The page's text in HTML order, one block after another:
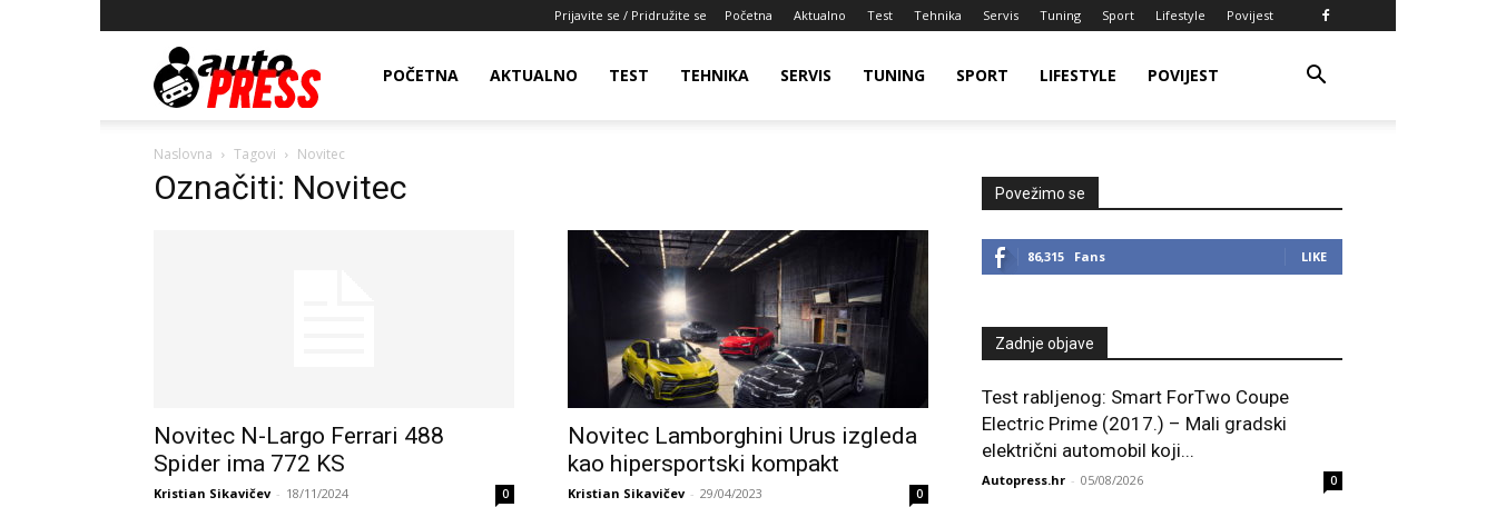
Prijavite se / Pridružite se Početna Aktualno Test Tehnika Servis Tuning Sport Lifestyle Povijest
AutopressHRPOČETNA AKTUALNO TEST TEHNIKA SERVIS TUNING SPORT LIFESTYLE POVIJEST
Naslovna Tagovi Novitec
Označiti: Novitec
Novitec N-Largo Ferrari 488
Spider ima 772 KS
Kristian Sikavičev - 18/11/2024 0
Novitec Lamborghini Urus izgleda
kao hipersportski kompakt
Kristian Sikavičev - 29/04/2023 0
Povežimo se
86,315 Fans LIKE
Zadnje objave
Test rabljenog: Smart ForTwo Coupe
Electric Prime (2017.) – Mali gradski
električni automobil koji...
Autopress.hr - 05/08/2026 0